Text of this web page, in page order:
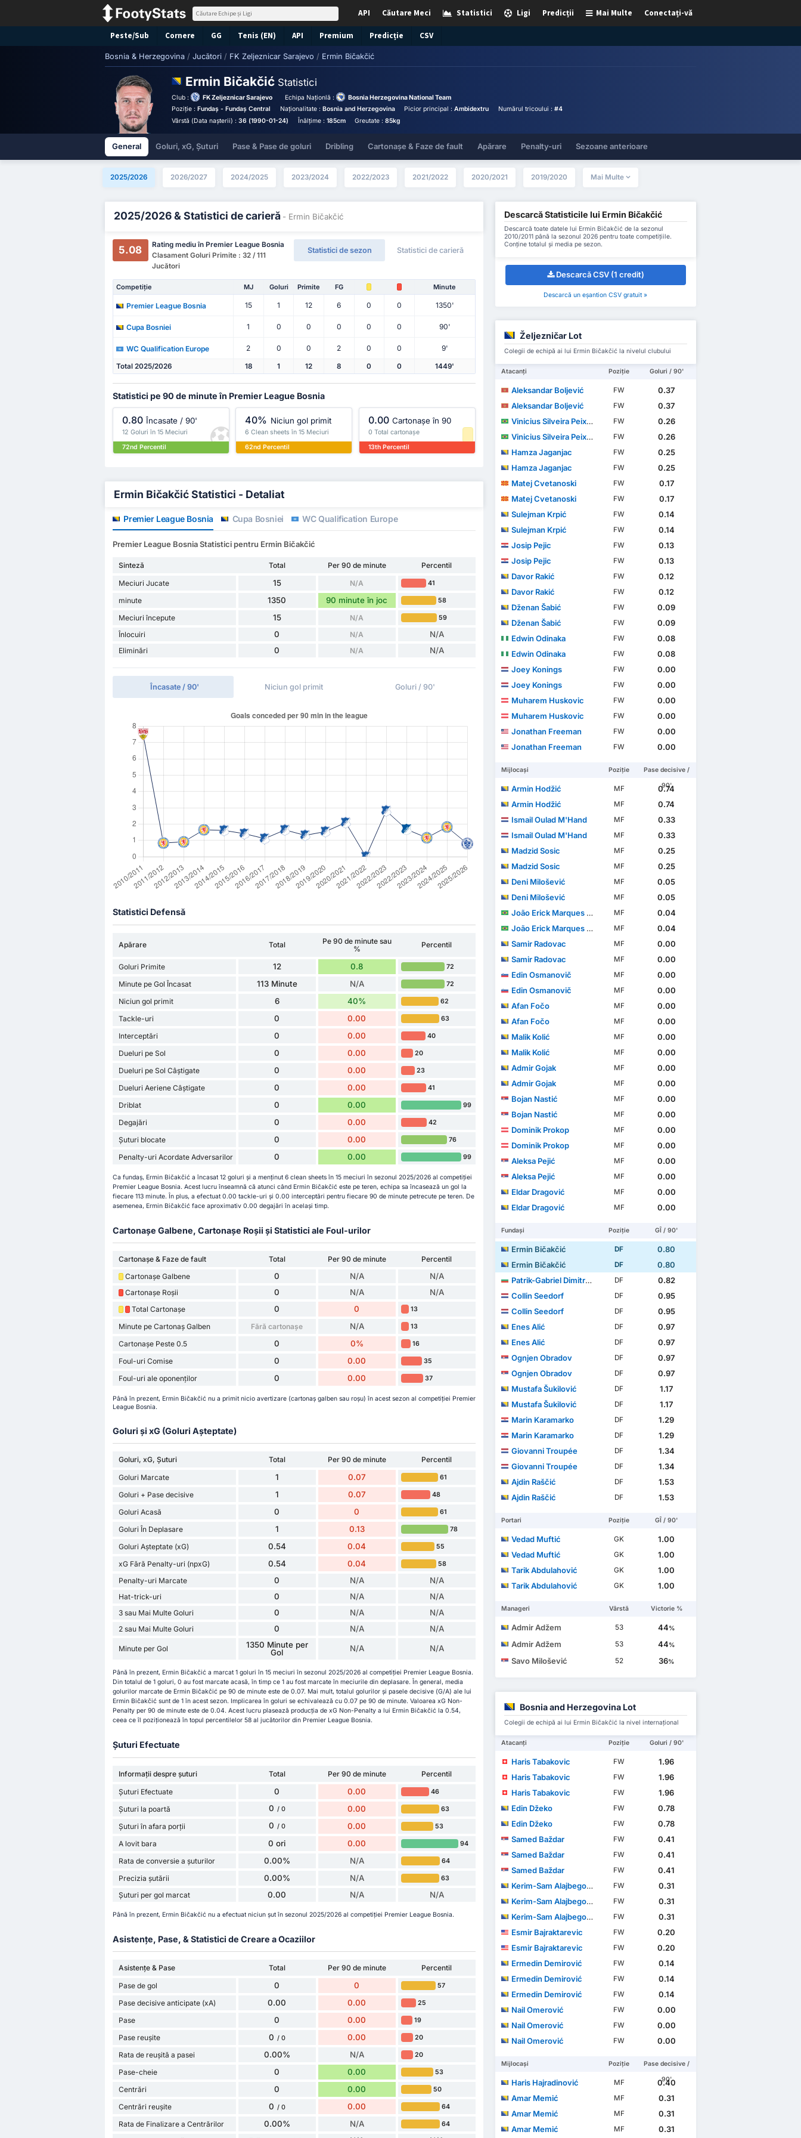
Conectați-vă
Mai Multe
Predicții
Ligi
Statistici
Căutare Meci
API
Peste/Sub Cornere GG Tenis (EN) API Premium Predicție CSV
Bosnia & Herzegovina / Jucători / FK Zeljeznicar Sarajevo / Ermin Bičakčić
Ermin Bičakčić Statistici
Club : FK Zeljeznicar Sarajevo Echipa Naționlă :
Bosnia Herzegovina National Team
Poziție :Fundaș - Fundaș Central Naționalitate : Bosnia and Herzegovina Picior principal :Ambidextru Numărul tricoului : #4
Vârstă (Data nașterii) :36 (1990-01-24) Înălțime : 185cm Greutate :85kg
General Goluri, xG, Șuturi Pase & Pase de goluri Dribling Cartonașe & Faze de fault Apărare Penalty-uri Sezoane anterioare
2025/2026 2026/2027 2024/2025 2023/2024 2022/2023 2021/2022 2020/2021 2019/2020 Mai Multe
2025/2026 & Statistici de carieră - Ermin Bičakčić
5.08
Rating mediu în Premier League Bosnia
Clasament Goluri Primite : 32 / 111
Jucători
Statistici de sezon Statistici de carieră
Competiție MJ Goluri Primite FG Minute
Premier League Bosnia 15 1 12 6 0 0 1350'
Cupa Bosniei 1 0 0 0 0 0 90'
WC Qualification Europe 2 0 0 2 0 0 9'
Total 2025/2026 18 1 12 8 0 0 1449'
Statistici pe 90 de minute în Premier League Bosnia
0.80 Încasate / 90'
12 Goluri în 15 Meciuri
72nd Percentil
40% Niciun gol primit
6 Clean sheets în 15 Meciuri
62nd Percentil
0.00 Cartonașe în 90
0 Total cartonașe
13th Percentil
Ermin Bičakčić Statistici - Detaliat
Premier League Bosnia Cupa Bosniei WC Qualification Europe
Premier League Bosnia Statistici pentru Ermin Bičakčić
Sinteză Total Per 90 de minute
Percentil
Meciuri Jucate
15 N/A 41
minute 1350 90 minute în joc 58
Meciuri începute 15 N/A 59
Înlocuiri 0 N/A N/A
Eliminări 0 N/A N/A
Încasate / 90' Niciun gol primit Goluri / 90'
Statistici Defensă
Apărare Total
Pe 90 de minute sau
%
Percentil
Goluri Primite 12 0.8 72
Minute pe Gol Încasat 113 Minute N/A 72
Niciun gol primit 6 40% 62
Tackle-uri 0 0.00 63
Interceptări 0 0.00 40
Dueluri pe Sol 0 0.00 20
Dueluri pe Sol Câștigate 0 0.00 23
Dueluri Aeriene Câștigate 0 0.00 41
Driblat 0 0.00 99
Degajări 0 0.00 42
Șuturi blocate 0 0.00 76
Penalty-uri Acordate Adversarilor 0 0.00 99
Ca fundaș, Ermin Bičakčić a încasat 12 goluri și a menținut 6 clean sheets în 15 meciuri în sezonul 2025/2026 al competiției
Premier League Bosnia. Acest lucru înseamnă că atunci când Ermin Bičakčić este pe teren, echipa sa încasează un gol la
fiecare 113 minute. În plus, a efectuat 0.00 tackle-uri și 0.00 interceptări pentru fiecare 90 de minute petrecute pe teren. De
asemenea, Ermin Bičakčić face aproximativ 0.00 degajări în același timp.
Cartonașe Galbene, Cartonașe Roșii și Statistici ale Foul-urilor
Cartonașe & Faze de fault Total Per 90 de minute
Percentil
Cartonașe Galbene
0 N/A N/A
Cartonașe Roșii 0 N/A N/A
Total Cartonașe 0 0 13
Minute pe Cartonaș Galben Fără cartonașe N/A 13
Cartonașe Peste 0.5 0 0% 16
Foul-uri Comise 0 0.00 35
Foul-uri ale oponenților 0 0.00 37
Până în prezent, Ermin Bičakčić nu a primit nicio avertizare (cartonaș galben sau roșu) în acest sezon al competiției Premier
League Bosnia.
Goluri și xG (Goluri Așteptate)
Goluri, xG, Șuturi Total Per 90 de minute
Percentil
Goluri Marcate
1 0.07 61
Goluri + Pase decisive 1 0.07 48
Goluri Acasă 0 0 61
Goluri În Deplasare 1 0.13 78
Goluri Așteptate (xG) 0.54 0.04 55
xG Fără Penalty-uri (npxG) 0.54 0.04 58
Penalty-uri Marcate 0 N/A N/A
Hat-trick-uri 0 N/A N/A
3 sau Mai Multe Goluri 0 N/A N/A
2 sau Mai Multe Goluri 0 N/A N/A
Minute per Gol
1350 Minute per
Gol
N/A N/A
Până în prezent, Ermin Bičakčić a marcat 1 goluri în 15 meciuri în sezonul 2025/2026 al competiției Premier League Bosnia.
Din totalul de 1 goluri, 0 au fost marcate acasă, în timp ce 1 au fost marcate în meciurile din deplasare. În general, media
golurilor marcate de Ermin Bičakčić pe 90 de minute este de 0.07. Mai mult, totalul golurilor și pasele decisive (G/A) ale lui
Ermin Bičakčić sunt de 1 în acest sezon. Implicarea în goluri se echivalează cu 0.07 pe 90 de minute. Valoarea xG Non-
Penalty per 90 de minute este de 0.04. Acest lucru plasează producția de xG Non-Penalty a lui Ermin Bičakčić la 0.54,
ceea ce îl poziționează în topul percentilelor 58 al jucătorilor din Premier League Bosnia.
Șuturi Efectuate
Informații despre șuturi Total Per 90 de minute
Percentil
Șuturi Efectuate
0 0.00 46
Șuturi la poartă 0 / 0 0.00 63
Șuturi în afara porții 0 / 0 0.00 53
A lovit bara 0 ori 0.00 94
Rata de conversie a șuturilor 0.00% N/A 64
Precizia șutării 0.00% N/A 63
Șuturi per gol marcat 0.00 N/A N/A
Până în prezent, Ermin Bičakčić nu a efectuat niciun șut în sezonul 2025/2026 al competiției Premier League Bosnia.
Asistențe, Pase, & Statistici de Creare a Ocaziilor
Asistențe & Pase Total Per 90 de minute
Percentil
Pase de gol
0 0 57
Pase decisive anticipate (xA) 0.00 0.00 25
Pase 0 0.00 19
Pase reușite 0 / 0 0.00 20
Rata de reușită a pasei 0.00% N/A 20
Pase-cheie 0 0.00 53
Centrări 0 0.00 50
Centrări reușite 0 / 0 0.00 64
Rata de Finalizare a Centrărilor 0.00% N/A 64
Descarcă Statisticile lui Ermin Bičakčić
Descarcă toate datele lui Ermin Bičakčić de la sezonul
2010/2011 până la sezonul 2026 pentru toate competițiile.
Conține totalul și media pe sezon.
Descarcă CSV (1 credit)
Descarcă un eșantion CSV gratuit »
Željezničar Lot
Colegii de echipă ai lui Ermin Bičakčić la nivelul clubului
Atacanți Poziție Goluri / 90'
Aleksandar Boljević FW
0.37
Aleksandar Boljević
FW
0.37
Vinicius Silveira Peixoto
FW
0.26
Vinicius Silveira Peixoto
FW
0.26
Hamza Jaganjac
FW
0.25
Hamza Jaganjac
FW
0.25
Matej Cvetanoski
FW
0.17
Matej Cvetanoski
FW
0.17
Sulejman Krpić
FW
0.14
Sulejman Krpić
FW
0.14
Josip Pejic
FW
0.13
Josip Pejic
FW
0.13
Davor Rakić
FW
0.12
Davor Rakić
FW
0.12
Dženan Šabić
FW
0.09
Dženan Šabić
FW
0.09
Edwin Odinaka
FW
0.08
Edwin Odinaka
FW
0.08
Joey Konings
FW
0.00
Joey Konings
FW
0.00
Muharem Huskovic
FW
0.00
Muharem Huskovic
FW
0.00
Jonathan Freeman
FW
0.00
Jonathan Freeman
FW 0.00
Mijlocași Poziție
Pase decisive /
90'
Armin Hodžić MF
0.74
Armin Hodžić
MF
0.74
Ismail Oulad M'Hand
MF
0.33
Ismail Oulad M'Hand
MF
0.33
Madzid Sosic
MF
0.25
Madzid Sosic
MF
0.25
Deni Milošević
MF
0.05
Deni Milošević
MF
0.05
João Erick Marques da Silva
MF
0.04
João Erick Marques da Silva
MF
0.04
Samir Radovac
MF
0.00
Samir Radovac
MF
0.00
Edin Osmanovič
MF
0.00
Edin Osmanovič
MF
0.00
Afan Fočo
MF
0.00
Afan Fočo
MF
0.00
Malik Kolić
MF
0.00
Malik Kolić
MF
0.00
Admir Gojak
MF
0.00
Admir Gojak
MF
0.00
Bojan Nastić
MF
0.00
Bojan Nastić
MF
0.00
Dominik Prokop
MF
0.00
Dominik Prokop
MF
0.00
Aleksa Pejić
MF
0.00
Aleksa Pejić
MF
0.00
Eldar Dragović
MF
0.00
Eldar Dragović
MF 0.00
Fundași Poziție GÎ / 90'
Ermin Bičakčić DF
0.80
Ermin Bičakčić
DF
0.80
Patrik-Gabriel Dimitrov Galchev
DF
0.82
Collin Seedorf
DF
0.95
Collin Seedorf
DF
0.95
Enes Alić
DF
0.97
Enes Alić
DF
0.97
Ognjen Obradov
DF
0.97
Ognjen Obradov
DF
0.97
Mustafa Šukilović
DF
1.17
Mustafa Šukilović
DF
1.17
Marin Karamarko
DF
1.29
Marin Karamarko
DF
1.29
Giovanni Troupée
DF
1.34
Giovanni Troupée
DF
1.34
Ajdin Raščić
DF
1.53
Ajdin Raščić
DF 1.53
Portari Poziție GÎ / 90'
Vedad Muftić GK
1.00
Vedad Muftić
GK
1.00
Tarik Abdulahović
GK
1.00
Tarik Abdulahović
GK 1.00
Manageri Vârstă Victorie %
Admir Adžem 53 44%
Admir Adžem 53 44%
Savo Milošević 52 36%
Bosnia and Herzegovina Lot
Colegii de echipă ai lui Ermin Bičakčić la nivel internațional
Atacanți Poziție Goluri / 90'
Haris Tabakovic FW
1.96
Haris Tabakovic
FW
1.96
Haris Tabakovic
FW
1.96
Edin Džeko
FW
0.78
Edin Džeko
FW
0.78
Samed Baždar
FW
0.41
Samed Baždar
FW
0.41
Samed Baždar
FW
0.41
Kerim-Sam Alajbegović
FW
0.31
Kerim-Sam Alajbegović
FW
0.31
Kerim-Sam Alajbegović
FW
0.31
Esmir Bajraktarevic
FW
0.20
Esmir Bajraktarevic
FW
0.20
Ermedin Demirović
FW
0.14
Ermedin Demirović
FW
0.14
Ermedin Demirović
FW
0.14
Nail Omerović
FW
0.00
Nail Omerović
FW
0.00
Nail Omerović
FW 0.00
Mijlocași Poziție
Pase decisive /
90'
Haris Hajradinović MF
0.40
Amar Memić
MF
0.31
Amar Memić
MF
0.31
Amar Memić
MF 0.31